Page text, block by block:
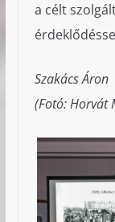
a célt
Szakács Áron
(Fotó: Horvát